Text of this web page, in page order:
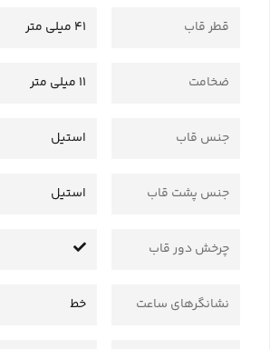
قطر قاب 41 میلی متر
ضخامت 11 میلی متر
جنس قاب استیل
جنس پشت قاب استیل
چرخش دور قاب
نشانگرهای ساعت خط